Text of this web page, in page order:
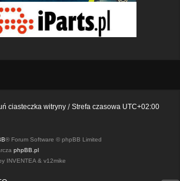
ciasteczka witryny Strefa czasowa UTC+02:00
® Forum Software © phpBB Limited
phpBB.pl
INVENTEA & v12mike